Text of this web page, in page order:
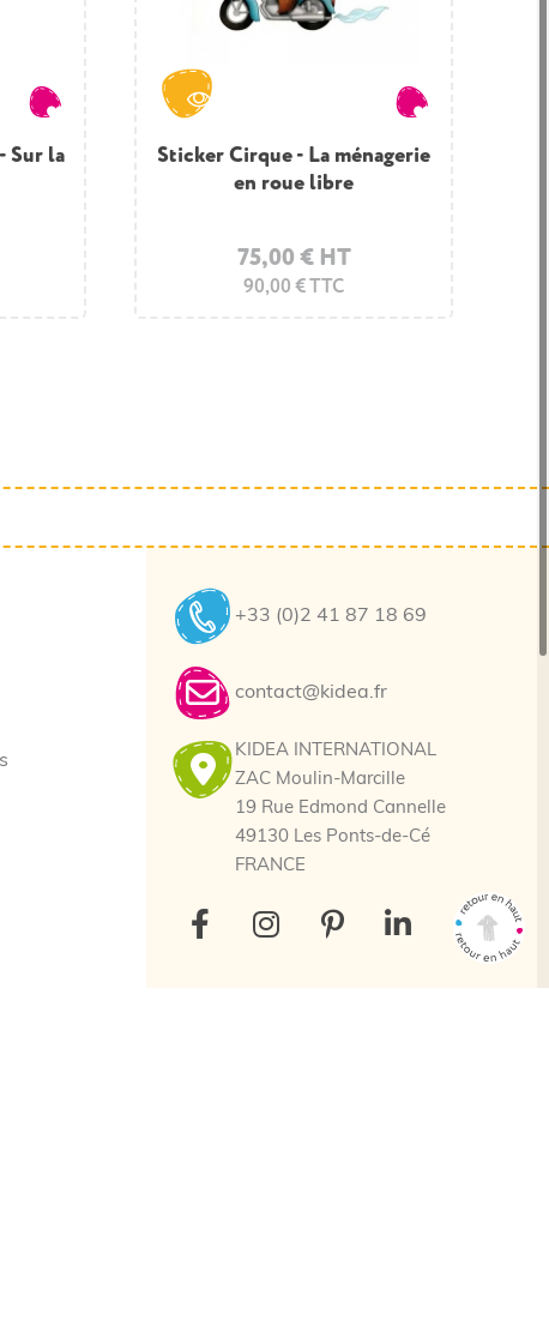
Sur la
Sticker Cirque - La ménagerie
en roue libre
75,00 € HT
90,00 € TTC
+33 (0)2 41 87 18 69
contact@kidea.fr
KIDEA INTERNATIONAL
ZAC Moulin-Marcille
19 Rue Edmond Cannelle
49130 Les Ponts-de-Cé
FRANCE